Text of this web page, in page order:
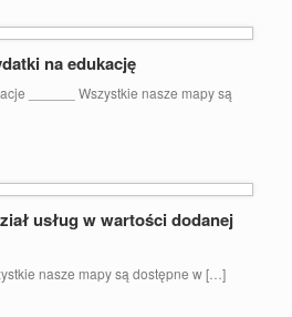
na edukację
______ Wszystkie nasze mapy są
usług w wartości dodanej
nasze mapy są dostępne w […]